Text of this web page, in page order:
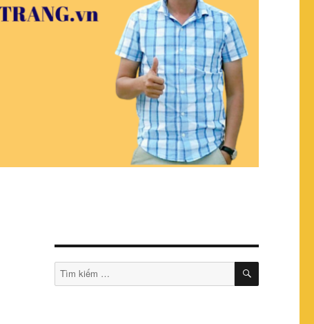
Tìm
kiếm:
TÌM